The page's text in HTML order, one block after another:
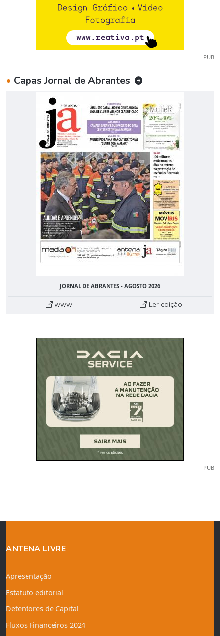
PUB
• Capas Jornal de Abrantes
JORNAL DE ABRANTES - AGOSTO 2026
www Ler edição
PUB
ANTENA LIVRE
Apresentação
Estatuto editorial
Detentores de Capital
Fluxos Financeiros 2024